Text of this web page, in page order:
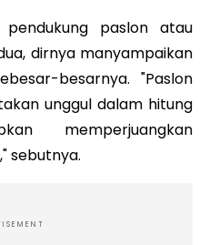
paslon atau
dirnya manyampaikan
besarnya. "Paslon
unggul dalam hitung
memperjuangkan
sebutnya.